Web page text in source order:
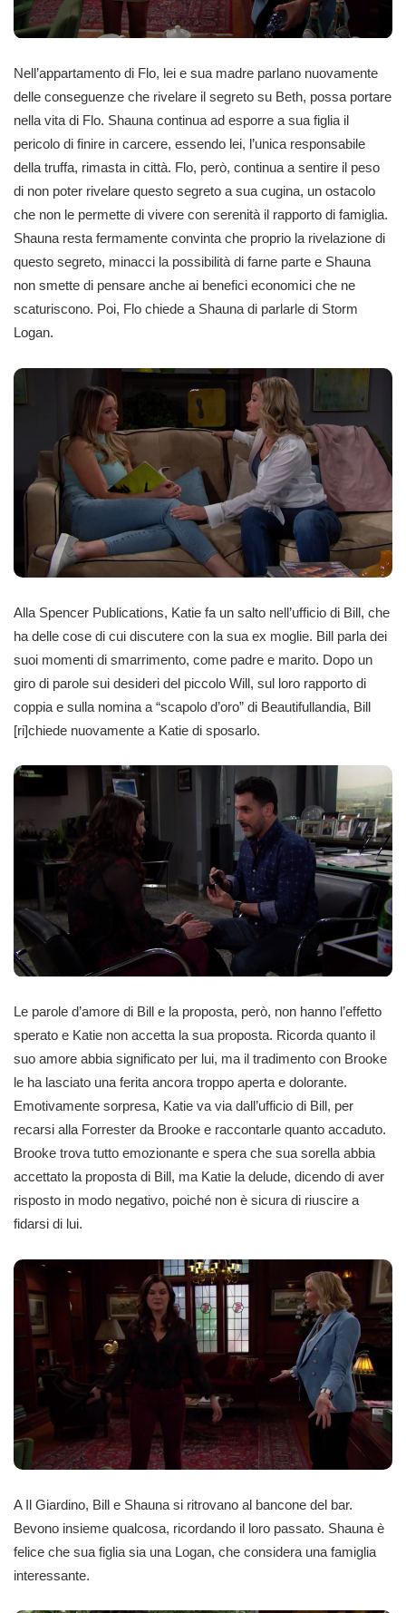
Nell’appartamento di Flo, lei e sua madre parlano nuovamente
delle conseguenze che rivelare il segreto su Beth, possa portare
nella vita di Flo. Shauna continua ad esporre a sua figlia il
pericolo di finire in carcere, essendo lei, l’unica responsabile
della truffa, rimasta in città. Flo, però, continua a sentire il peso
di non poter rivelare questo segreto a sua cugina, un ostacolo
che non le permette di vivere con serenità il rapporto di famiglia.
Shauna resta fermamente convinta che proprio la rivelazione di
questo segreto, minacci la possibilità di farne parte e Shauna
non smette di pensare anche ai benefici economici che ne
scaturiscono. Poi, Flo chiede a Shauna di parlarle di Storm
Logan.
Alla Spencer Publications, Katie fa un salto nell’ufficio di Bill, che
ha delle cose di cui discutere con la sua ex moglie. Bill parla dei
suoi momenti di smarrimento, come padre e marito. Dopo un
giro di parole sui desideri del piccolo Will, sul loro rapporto di
coppia e sulla nomina a “scapolo d’oro” di Beautifullandia, Bill
[ri]chiede nuovamente a Katie di sposarlo.
Le parole d’amore di Bill e la proposta, però, non hanno l’effetto
sperato e Katie non accetta la sua proposta. Ricorda quanto il
suo amore abbia significato per lui, ma il tradimento con Brooke
le ha lasciato una ferita ancora troppo aperta e dolorante.
Emotivamente sorpresa, Katie va via dall’ufficio di Bill, per
recarsi alla Forrester da Brooke e raccontarle quanto accaduto.
Brooke trova tutto emozionante e spera che sua sorella abbia
accettato la proposta di Bill, ma Katie la delude, dicendo di aver
risposto in modo negativo, poiché non è sicura di riuscire a
fidarsi di lui.
A Il Giardino, Bill e Shauna si ritrovano al bancone del bar.
Bevono insieme qualcosa, ricordando il loro passato. Shauna è
felice che sua figlia sia una Logan, che considera una famiglia
interessante.